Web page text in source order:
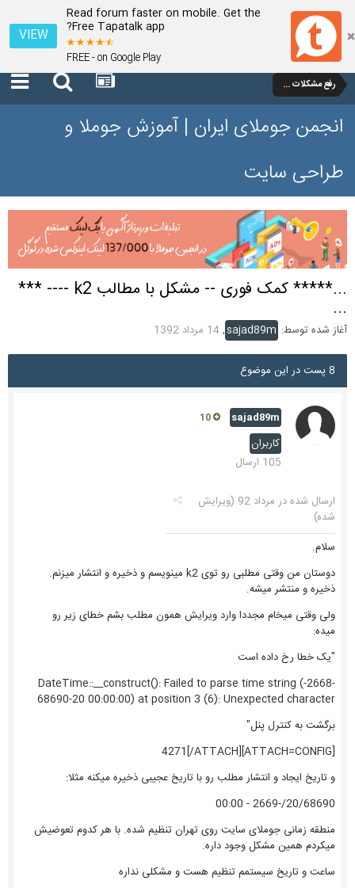
Read forum faster on mobile. Get the
Free Tapatalk app?
FREE - on Google Play
VIEW
رفع مشکلات و سوالات عمومی جوملا 1.7 و 2.5
انجمن جوملای ایران | آموزش جوملا و
طراحی سایت
...***** کمک فوری -- مشکل با مطالب k2 ---- ***
...
آغاز شده توسط: sajad89m
,14 مرداد 1392
8 پست در این موضوع
sajad89m
کاربران
105 ارسال
ارسال شده در مرداد 92
(ویرایش
شده)
سلام.
دوستان من وقتی مطلبی رو توی k2 مینویسم و ذخیره و انتشار میزنم.
ذخیره و منتشر میشه.
ولی وقتی میخام مجددا وارد ویرایش همون مطلب بشم خطای زیر رو
میده:
"یک خطا رخ داده است
DateTime::__construct(): Failed to parse time string (-2668-
68690-20 00:00:00) at position 3 (6): Unexpected character
برگشت به کنترل پنل"
[ATTACH=CONFIG]4271[/ATTACH]
و تاریخ ایجاد و انتشار مطلب رو با تاریخ عجیبی ذخیره میکنه مثلا:
20/68690/-2669 - 00:00
منطقه زمانی جوملای سایت روی تهران تنظیم شده. با هر کدوم تعوضیش
میکردم همین مشکل وجود داره.
ساعت و تاریخ سیستمم تنظیم هست و مشکلی نداره